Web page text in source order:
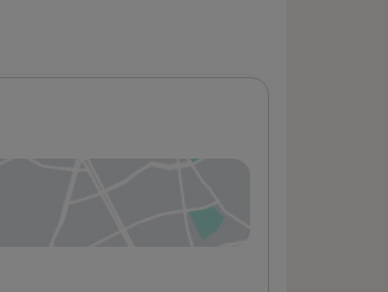
w nowej karcie